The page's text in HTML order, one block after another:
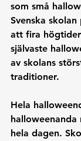
som små
Svenska
att fira
självaste
av skolans
traditioner.
Hela
hela dagen.